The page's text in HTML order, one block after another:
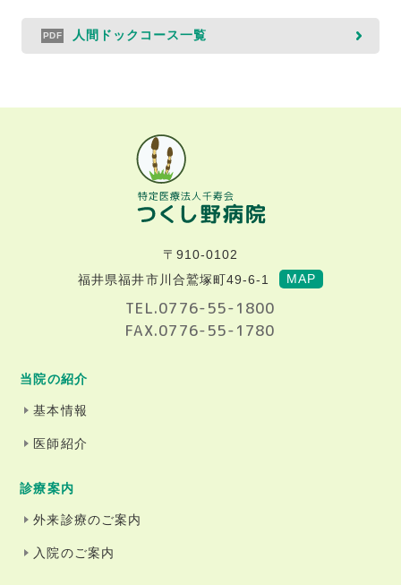
人間ドックコース一覧
〒910-0102
福井県福井市川合鷲塚町49-6-1
MAP
TEL.0776-55-1800
FAX.0776-55-1780
当院の紹介
基本情報
医師紹介
診療案内
外来診療のご案内
入院のご案内